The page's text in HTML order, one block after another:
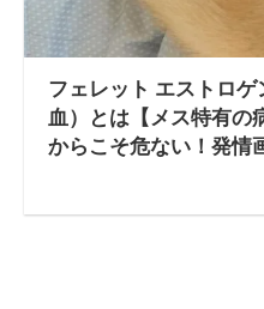
フェレット エストロ
血）とは【メス特有の
からこそ危ない！発情